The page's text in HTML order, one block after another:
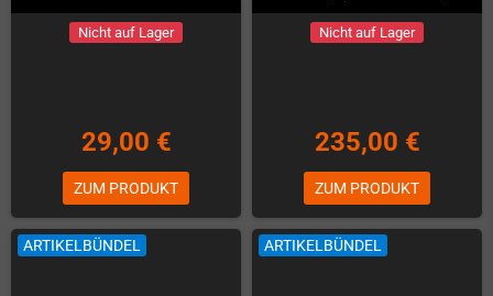
Nicht auf Lager
29,00 €
ZUM PRODUKT
Nicht auf Lager
235,00 €
ZUM PRODUKT
ARTIKELBÜNDEL ARTIKELBÜNDEL